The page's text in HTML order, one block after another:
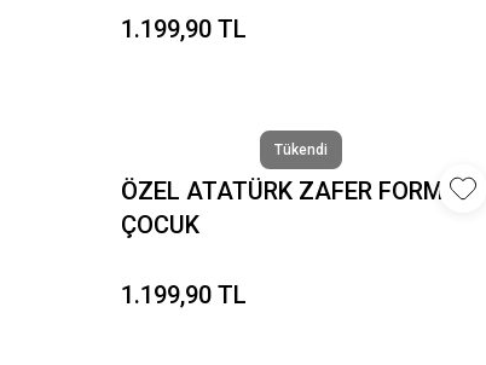
1.199,90 TL
Tükendi
ÖZEL ATATÜRK ZAFER FORMA
ÇOCUK
1.199,90 TL